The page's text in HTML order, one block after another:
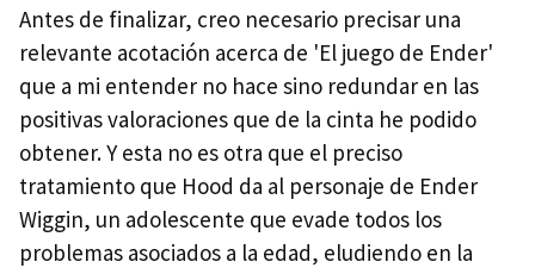
Antes de finalizar, creo necesario precisar una
relevante acotación acerca de 'El juego de Ender'
que a mi entender no hace sino redundar en las
positivas valoraciones que de la cinta he podido
obtener. Y esta no es otra que el preciso
tratamiento que Hood da al personaje de Ender
Wiggin, un adolescente que evade todos los
problemas asociados a la edad, eludiendo en la